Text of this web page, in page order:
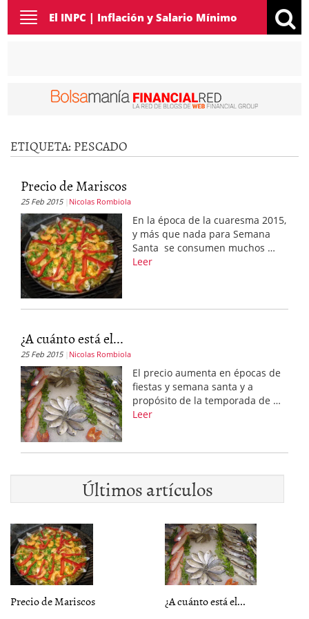
Toggle
navigation
El INPC | Inflación y Salario Mínimo
ETIQUETA: PESCADO
Precio de Mariscos
25 Feb 2015 Nicolas Rombiola
En la época de la cuaresma 2015,
y más que nada para Semana
Santa se consumen muchos …
Leer
¿A cuánto está el...
25 Feb 2015 Nicolas Rombiola
El precio aumenta en épocas de
fiestas y semana santa y a
propósito de la temporada de …
Leer
Últimos artículos
Precio de Mariscos ¿A cuánto está el...